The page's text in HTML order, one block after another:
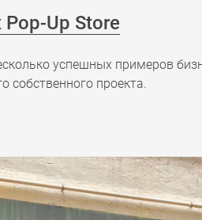
Up Store
успешных примеров
собственного проекта.